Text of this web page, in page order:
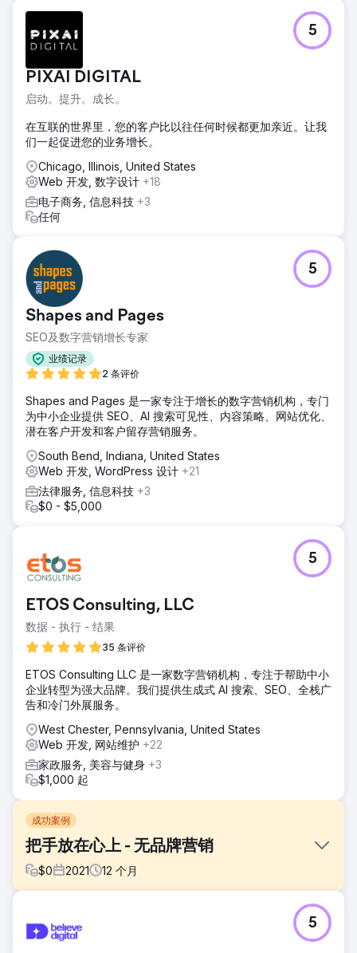
PIXAI DIGITAL
启动。提升。成长。
5
在互联的世界里，您的客户比以往任何时候都更加亲近。让我
们一起促进您的业务增长。
Chicago, Illinois, United States
Web 开发, 数字设计 +18
电子商务, 信息科技 +3
任何
Shapes and Pages
SEO及数字营销增长专家
业绩记录
2 条评价
5
Shapes and Pages 是一家专注于增长的数字营销机构，专门
为中小企业提供 SEO、AI 搜索可见性、内容策略、网站优化、
潜在客户开发和客户留存营销服务。
South Bend, Indiana, United States
Web 开发, WordPress 设计 +21
法律服务, 信息科技 +3
$0 - $5,000
ETOS Consulting, LLC
数据 - 执行 - 结果
35 条评价
5
ETOS Consulting LLC 是一家数字营销机构，专注于帮助中小
企业转型为强大品牌。我们提供生成式 AI 搜索、SEO、全栈广
告和冷门外展服务。
West Chester, Pennsylvania, United States
Web 开发, 网站维护 +22
家政服务, 美容与健身 +3
$1,000 起
成功案例
把手放在心上 - 无品牌营销
$0 2021 12 个月
Mani sul cuore 是 Polytech Italia 的无品牌项目，Polytech
Italia 是一个通讯门户网站，其目的是传播有关女性身体健康和
5